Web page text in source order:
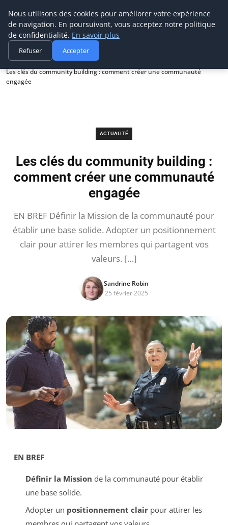
Prospection Pro
Accueil
Actualité
Les clés du community building : comment créer une communauté
engagée
ACTUALITÉ
Les clés du community building :
comment créer une communauté
engagée
EN BREF Définir la Mission de la communauté pour
établir une base solide. Adopter un positionnement
clair pour attirer les membres qui partagent vos
valeurs. […]
Sandrine Robin
25 février 2025
EN BREF
Définir la Mission de la communauté pour établir
une base solide.
Adopter un positionnement clairpour attirer les
Nous utilisons des cookies pour améliorer votre expérience
de navigation. En poursuivant, vous acceptez notre politique
de confidentialité. En savoir plus
Refuser Accepter